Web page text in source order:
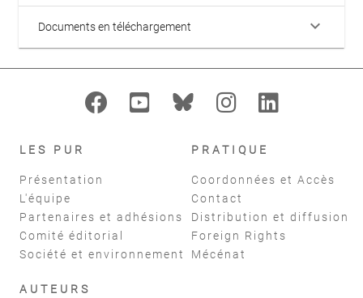
Documents en téléchargement keyboard_arrow_down
LES PUR
Présentation
L'équipe
Partenaires et adhésions
Comité éditorial
Société et environnement
PRATIQUE
Coordonnées et Accès
Contact
Distribution et diffusion
Foreign Rights
Mécénat
AUTEURS